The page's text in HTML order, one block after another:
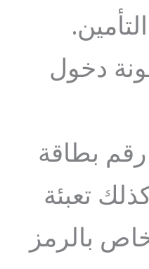
دخول
رقم بطاقة
تعبئة
بالرمز